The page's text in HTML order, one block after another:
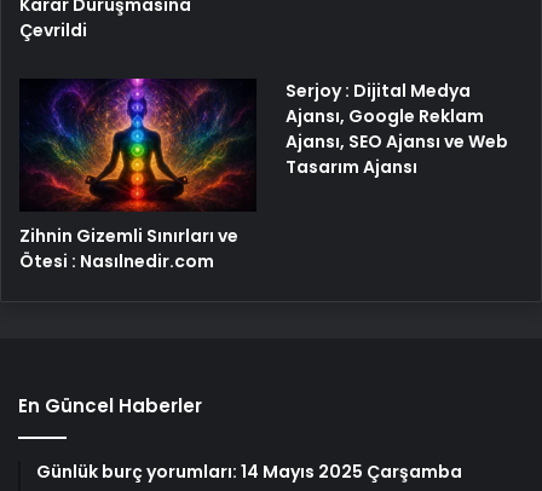
Çevrildi
Zihnin Gizemli Sınırları ve
Ötesi : Nasılnedir.com
Serjoy : Dijital Medya
Ajansı, Google Reklam
Ajansı, SEO Ajansı ve Web
Tasarım Ajansı
En Güncel Haberler
Günlük burç yorumları: 14 Mayıs 2025 Çarşamba